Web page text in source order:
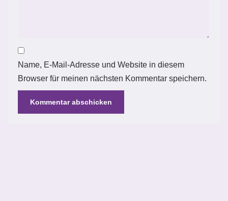
Name, E-Mail-Adresse und Website in diesem
Browser für meinen nächsten Kommentar speichern.